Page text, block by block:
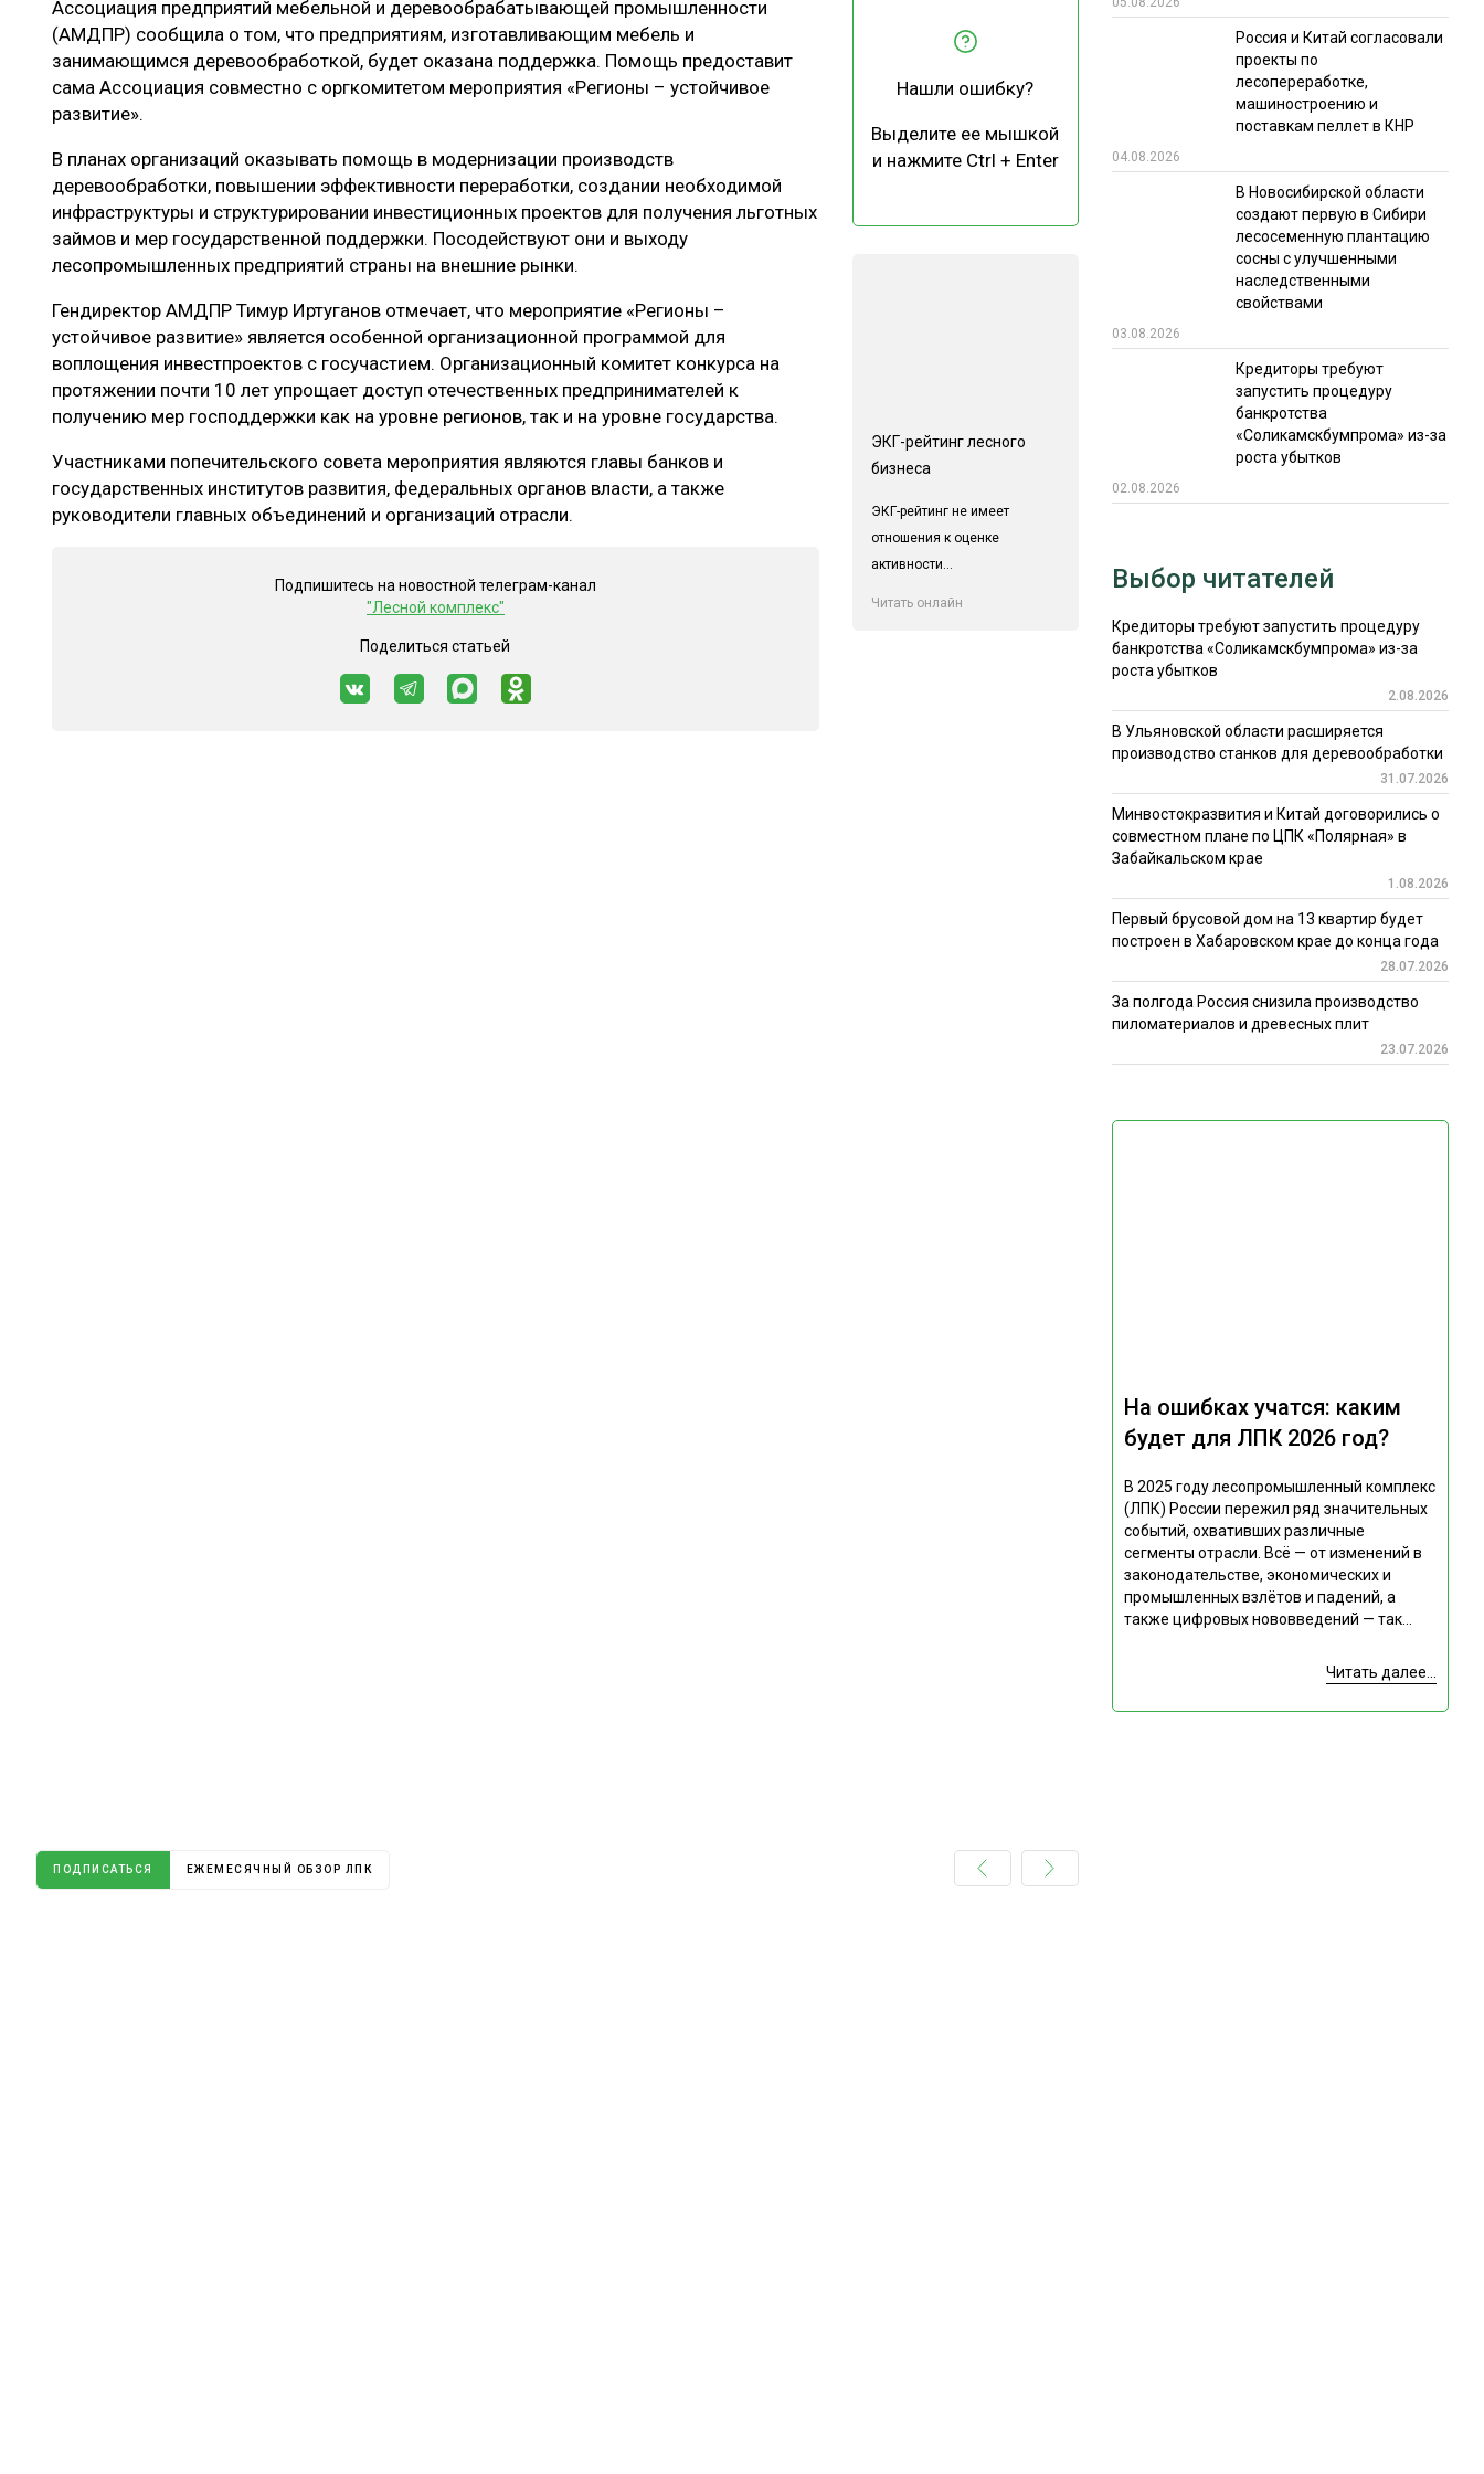
ЛЕСОВОССТАНОВЛЕНИЕ И ЗАЩИТА
ПРОИЗВОДСТВО ДРЕВЕСНЫХ ПЛИТ
СУШКА ДРЕВЕСИНЫ РЫНОК
ОТРАСЛЕВАЯ ДИСКУССИЯ
ЭКСПЕРТНОЕ МНЕНИЕ
ИТОГИ МЕРОПРИЯТИЙ
Ассоциация предприятий мебельной и деревообрабатывающей промышленности
(АМДПР) сообщила о том, что предприятиям, изготавливающим мебель и
занимающимся деревообработкой, будет оказана поддержка. Помощь предоставит
сама Ассоциация совместно с оргкомитетом мероприятия «Регионы – устойчивое
развитие».
В планах организаций оказывать помощь в модернизации производств
деревообработки, повышении эффективности переработки, создании необходимой
инфраструктуры и структурировании инвестиционных проектов для получения льготных
займов и мер государственной поддержки. Посодействуют они и выходу
лесопромышленных предприятий страны на внешние рынки.
Гендиректор АМДПР Тимур Иртуганов отмечает, что мероприятие «Регионы –
устойчивое развитие» является особенной организационной программой для
воплощения инвестпроектов с госучастием. Организационный комитет конкурса на
протяжении почти 10 лет упрощает доступ отечественных предпринимателей к
получению мер господдержки как на уровне регионов, так и на уровне государства.
Участниками попечительского совета мероприятия являются главы банков и
государственных институтов развития, федеральных органов власти, а также
руководители главных объединений и организаций отрасли.
Подпишитесь на новостной телеграм-канал
"Лесной комплекс"
Поделиться статьей
Нашли ошибку?
Выделите ее мышкой
и нажмите Ctrl + Enter
ЭКГ-рейтинг лесного
бизнеса
ЭКГ-рейтинг не имеет
отношения к оценке
активности...
Читать онлайн
Россия и Китай согласовали
проекты по
лесопереработке,
машиностроению и
поставкам пеллет в КНР
04.08.2026
В Новосибирской области
создают первую в Сибири
лесосеменную плантацию
сосны с улучшенными
наследственными
свойствами
03.08.2026
Кредиторы требуют
запустить процедуру
банкротства
«Соликамскбумпрома» из-за
роста убытков
02.08.2026
На ошибках учатся: каким
будет для ЛПК 2026 год?
В 2025 году лесопромышленный комплекс
(ЛПК) России пережил ряд значительных
событий, охвативших различные
сегменты отрасли. Всё — от изменений в
законодательстве, экономических и
промышленных взлётов и падений, а
также цифровых нововведений — так...
Читать далее...
ПОДПИСАТЬСЯ ЕЖЕМЕСЯЧНЫЙ ОБЗОР ЛПК
Выбор читателей
Кредиторы требуют запустить процедуру
банкротства «Соликамскбумпрома» из-за
роста убытков
2.08.2026
В Ульяновской области расширяется
производство станков для деревообработки
31.07.2026
Минвостокразвития и Китай договорились о
совместном плане по ЦПК «Полярная» в
Забайкальском крае
1.08.2026
Первый брусовой дом на 13 квартир будет
построен в Хабаровском крае до конца года
28.07.2026
За полгода Россия снизила производство
пиломатериалов и древесных плит
23.07.2026